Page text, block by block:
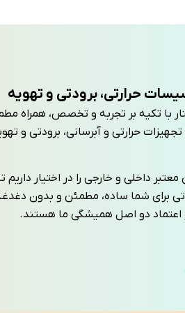
حرارتی، برودتی و تهویه
دما استار با تکیه بر تجربه و تخصص، همراه
حرارتی و آبرسانی، برودتی و
معتبر داخلی و خارجی را در اختیار داریم
برای شما ساده، مطمئن و بدون
اعتماد دو اصل همیشگی ما هستند.